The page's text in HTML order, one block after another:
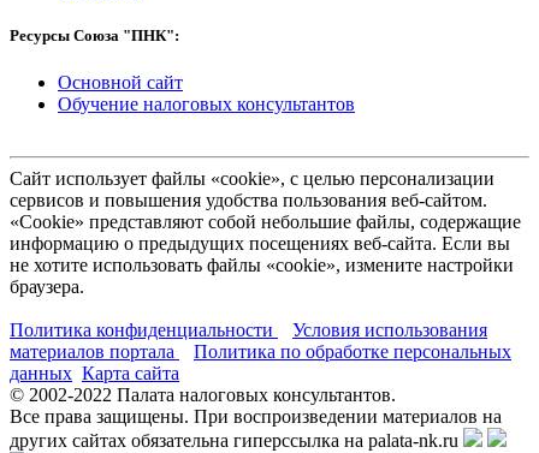
Ресурсы Союза "ПНК":
Основной сайт
Обучение налоговых консультантов
Сайт использует файлы «cookie», с целью персонализации
сервисов и повышения удобства пользования веб-сайтом.
«Cookie» представляют собой небольшие файлы, содержащие
информацию о предыдущих посещениях веб-сайта. Если вы
не хотите использовать файлы «cookie», измените настройки
браузера.
Политика конфиденциальности
Условия использования
материалов портала
Политика по обработке персональных
данных Карта сайта
© 2002-2022 Палата налоговых консультантов.
Все права защищены. При воспроизведении материалов на
других сайтах обязательна гиперссылка на palata-nk.ru